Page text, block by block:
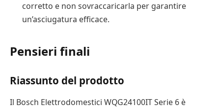
corretto e non sovraccaricarla per garantire
un’asciugatura efficace.
Pensieri finali
Riassunto del prodotto
Il Bosch Elettrodomestici WQG24100IT Serie 6 è